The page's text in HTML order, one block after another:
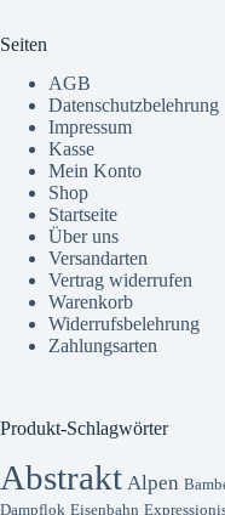
Seiten
AGB
Datenschutzbelehrung
Impressum
Kasse
Mein Konto
Shop
Startseite
Über uns
Versandarten
Vertrag widerrufen
Warenkorb
Widerrufsbelehrung
Zahlungsarten
Produkt-Schlagwörter
Abstrakt Alpen
Dampflok Eisenbahn